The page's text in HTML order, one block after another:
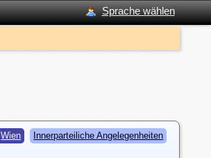
Sprache wählen
Wien Innerparteiliche Angelegenheiten